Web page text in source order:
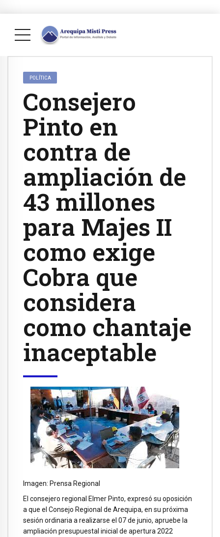
POLÍTICA
Consejero
Pinto en
contra de
ampliación de
43 millones
para Majes II
como exige
Cobra que
considera
como chantaje
inaceptable
Imagen: Prensa Regional
El consejero regional Elmer Pinto, expresó su oposición
a que el Consejo Regional de Arequipa, en su próxima
sesión ordinaria a realizarse el 07 de junio, apruebe la
ampliación presupuestal inicial de apertura 2022